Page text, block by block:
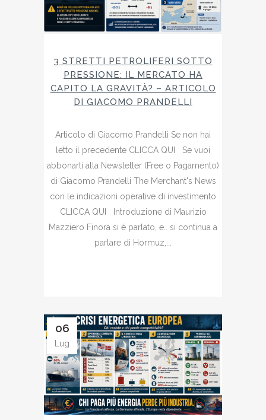
3 STRETTI PETROLIFERI SOTTO
PRESSIONE: IL MERCATO HA
CAPITO LA GRAVITÀ? – ARTICOLO
DI GIACOMO PRANDELLI
Articolo di Giacomo Prandelli Se non hai
letto il precedente CLICCA QUI Se vuoi
abbonarti alla Newsletter (Free o Pagamento)
di Giacomo Prandelli The Merchant's News
con le indicazioni operative di investimento
CLICCA QUI Introduzione di Maurizio
Mazziero Finora si è parlato, e.. si continua a
parlare di Hormuz,...
06
Lug